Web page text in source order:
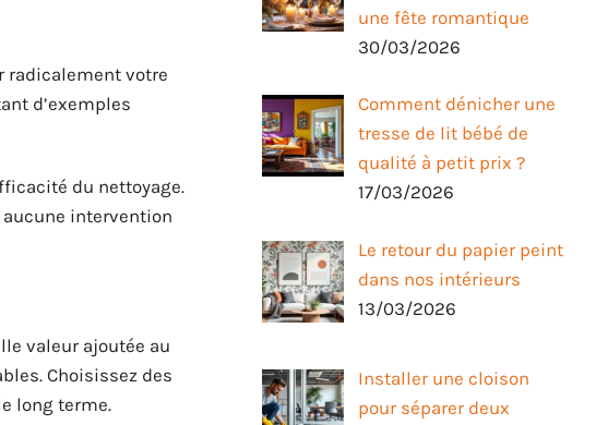
radicalement votre
d’exemples
du nettoyage.
intervention
valeur ajoutée au
Choisissez des
long terme.
une fête romantique
30/03/2026
Comment dénicher une
tresse de lit bébé de
qualité à petit prix ?
17/03/2026
Le retour du papier peint
dans nos intérieurs
13/03/2026
Installer une cloison
pour séparer deux